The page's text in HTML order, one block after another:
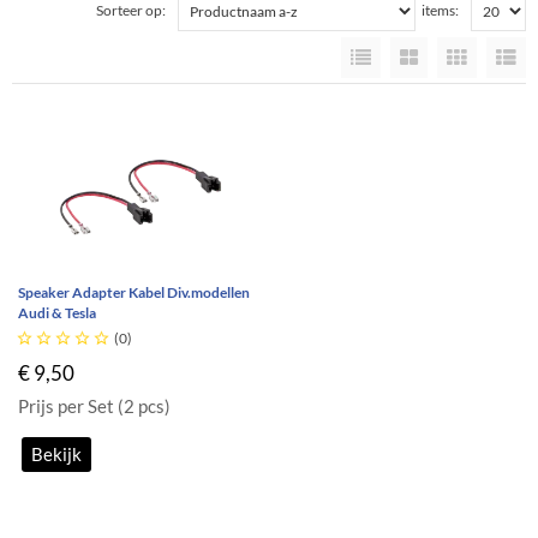
Sorteer op: items:
Speaker Adapter Kabel Div.modellen
Audi & Tesla
     (0)
€ 9,50
Prijs per Set (2 pcs)
Bekijk